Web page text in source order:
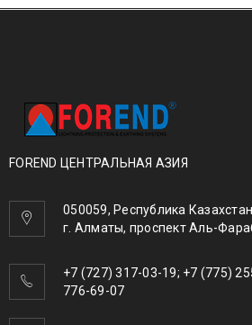
FOREND ЦЕНТРАЛЬНАЯ АЗИЯ
050059, Республика
г. Алматы, проспект Аль-
+7 (727) 317-03-19; +7 (775)
776-69-07